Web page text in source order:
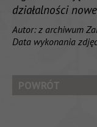
działalności
Autor: z archiwum
Data wykonania
POWRÓT